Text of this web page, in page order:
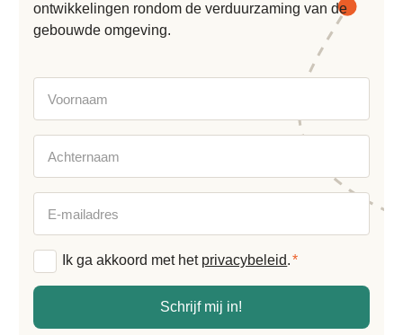
ontwikkelingen rondom de verduurzaming van de
gebouwde omgeving.
mailadres
Algemene
Ik ga akkoord met het privacybeleid.*
Schrijf mij in!